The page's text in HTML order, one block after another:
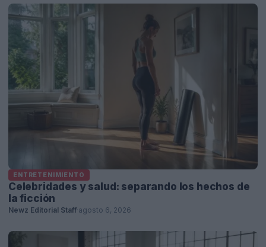
ENTRETENIMIENTO
Celebridades y salud: separando los hechos de
la ficción
Newz Editorial Staff agosto 6, 2026